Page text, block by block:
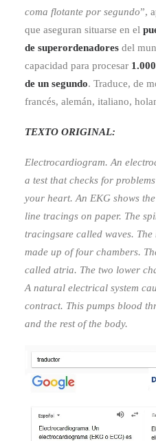
coma flotante por segundo”,
que aseguran situarse en el
de superordenadores del
capacidad para procesar
de un segundo. Traduce, de
francés, alemán, italiano,
TEXTO ORIGINAL:
Electrocardiogram. An
a test that checks for
your heart. An EKG shows
line tracings on paper. The
tracingsare called waves.
made up of four chambers.
called atria. The two lower
A natural electrical system
contract. This pumps blood
and the rest of the body.